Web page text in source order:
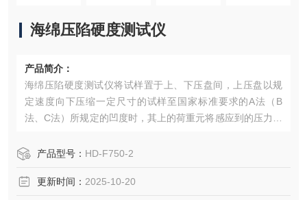
海绵压陷硬度测试仪
产品简介：
海绵压陷硬度测试仪将试样置于上、下压盘间，上压盘以规
定速度向下压缩一定尺寸的试样至国家标准要求的A法（B
法、C法）所规定的凹度时，其上的荷重元将感应到的压力反
压陷硬度。
产品型号： HD-F750-2
更新时间： 2025-10-20